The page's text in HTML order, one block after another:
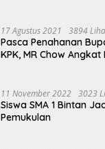
17 Agustus 2021 3894
Pasca Penahanan
KPK, MR Chow
11 November 2022 3023
Siswa SMA 1 Bintan
Pemukulan